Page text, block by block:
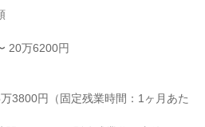
20万6200円
3800円（固定残業時間：1ヶ月あた